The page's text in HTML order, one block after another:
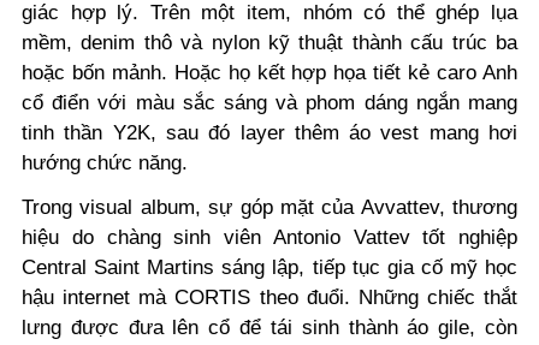
giác hợp lý. Trên một item, nhóm có thể ghép lụa
mềm, denim thô và nylon kỹ thuật thành cấu trúc ba
hoặc bốn mảnh. Hoặc họ kết hợp họa tiết kẻ caro Anh
cổ điển với màu sắc sáng và phom dáng ngắn mang
tinh thần Y2K, sau đó layer thêm áo vest mang hơi
hướng chức năng.
Trong visual album, sự góp mặt của Avvattev, thương
hiệu do chàng sinh viên Antonio Vattev tốt nghiệp
Central Saint Martins sáng lập, tiếp tục gia cố mỹ học
hậu internet mà CORTIS theo đuổi. Những chiếc thắt
lưng được đưa lên cổ để tái sinh thành áo gile, còn